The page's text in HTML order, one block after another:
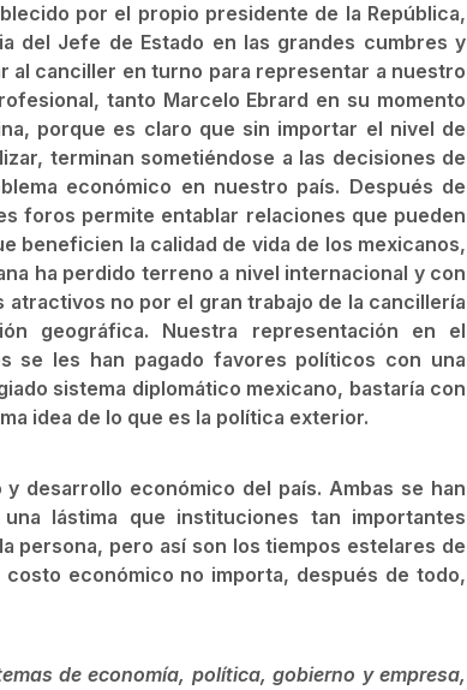
por el propio presidente de la República,
del Jefe de Estado en las grandes cumbres y
al canciller en turno para representar a nuestro
tanto Marcelo Ebrard en su momento
porque es claro que sin importar el nivel de
terminan sometiéndose a las decisiones de
económico en nuestro país. Después de
foros permite entablar relaciones que pueden
beneficien la calidad de vida de los mexicanos,
ha perdido terreno a nivel internacional y con
no por el gran trabajo de la cancillería
geográfica. Nuestra representación en el
se les han pagado favores políticos con una
sistema diplomático mexicano, bastaría con
idea de lo que es la política exterior.
desarrollo económico del país. Ambas se han
lástima que instituciones tan importantes
persona, pero así son los tiempos estelares de
económico no importa, después de todo,
de economía, política, gobierno y empresa,